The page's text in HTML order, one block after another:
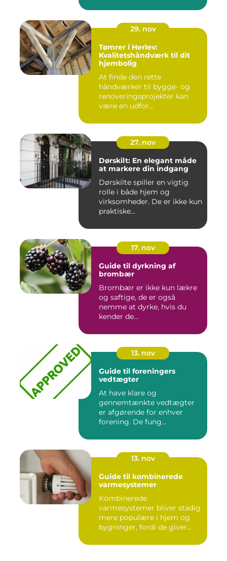
29. nov
Tømrer i Herlev:
Kvalitetshåndværk til dit
hjembolig
At finde den rette
håndværker til bygge- og
renoveringsprojekter kan
være en udfor...
27. nov
Dørskilt: En elegant måde
at markere din indgang
Dørskilte spiller en vigtig
rolle i både hjem og
virksomheder. De er ikke kun
praktiske...
17. nov
Guide til dyrkning af
brombær
Brombær er ikke kun lækre
og saftige, de er også
nemme at dyrke, hvis du
kender de...
13. nov
Guide til foreningers
vedtægter
At have klare og
gennemtænkte vedtægter
er afgørende for enhver
forening. De fung...
13. nov
Guide til kombinerede
varmesystemer
Kombinerede
varmesystemer bliver stadig
mere populære i hjem og
bygninger, fordi de giver